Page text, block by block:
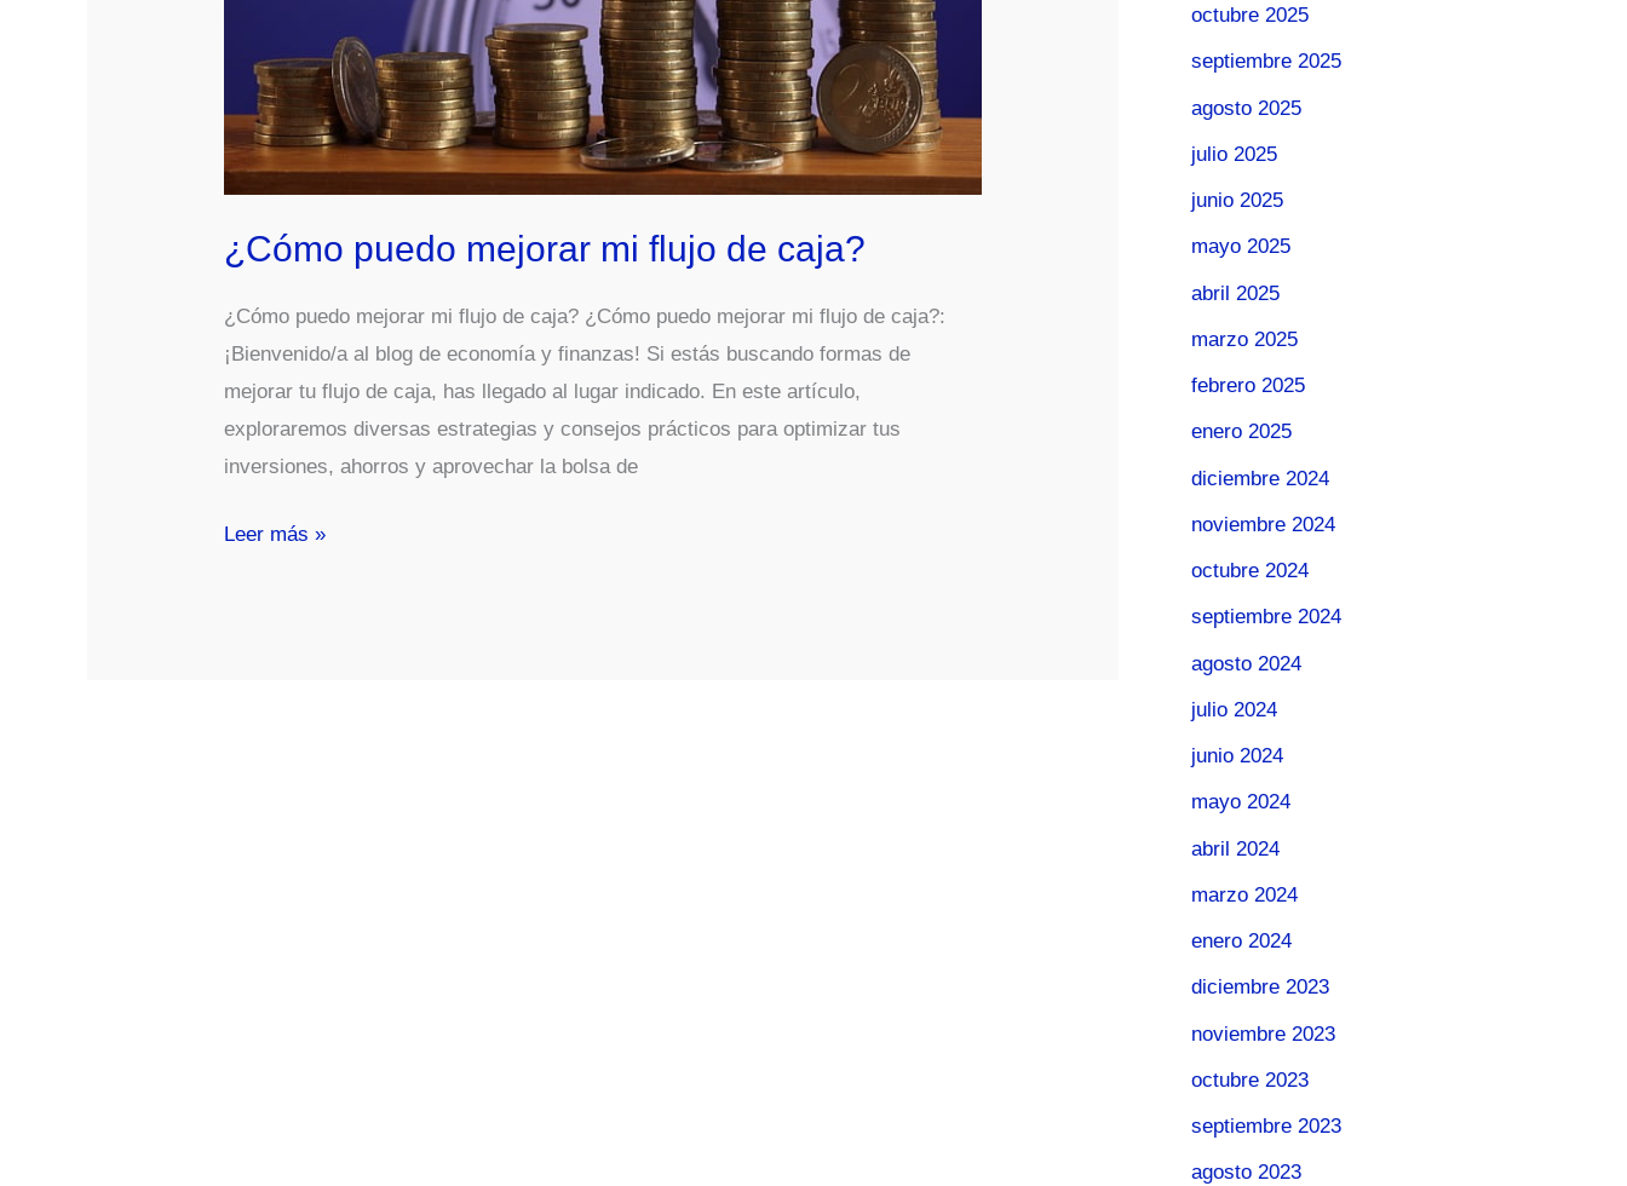
¿Cómo puedo mejorar mi flujo de caja?
¿Cómo puedo mejorar mi flujo de caja? ¿Cómo puedo mejorar mi flujo de caja?:
¡Bienvenido/a al blog de economía y finanzas! Si estás buscando formas de
mejorar tu flujo de caja, has llegado al lugar indicado. En este artículo,
exploraremos diversas estrategias y consejos prácticos para optimizar tus
inversiones, ahorros y aprovechar la bolsa de
¿Cómo
Leer más »
octubre 2025
septiembre 2025
agosto 2025
julio 2025
junio 2025
mayo 2025
abril 2025
marzo 2025
febrero 2025
enero 2025
diciembre 2024
noviembre 2024
octubre 2024
septiembre 2024
agosto 2024
julio 2024
junio 2024
mayo 2024
abril 2024
marzo 2024
enero 2024
diciembre 2023
noviembre 2023
octubre 2023
septiembre 2023
agosto 2023